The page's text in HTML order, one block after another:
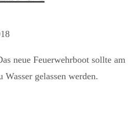
neue Feuerwehrboot sollte am
gelassen werden.